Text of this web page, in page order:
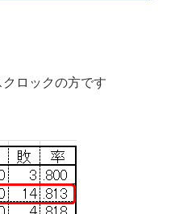
ロックの方です